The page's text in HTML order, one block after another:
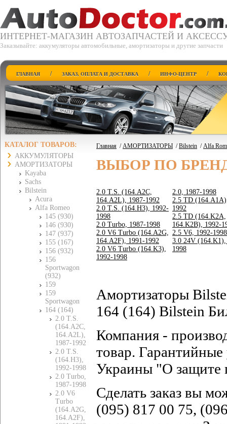
ИНТЕРНЕТ-МАГАЗИН АВТОЗАПЧАСТЕЙ И
Заказывайте: аккумуляторы автомобильные, амортизаторы и другие запчасти
ГЛАВНАЯ / ЗАКАЗ, ОПЛАТА И ДОСТАВКА / ИНФО-ЦЕНТР /
КАТАЛОГ ТОВАРОВ:
АККУМУЛЯТОРЫ
АМОРТИЗАТОРЫ
Kayaba
Sachs
Bilstein
Acura
Alfa Romeo
145 (930)
146 (930)
147 (937)
155 (167)
156 (932)
156
Sportwagon
(932)
159
159
Sportwagon
164 (164)
2.0 T.S.
(164.A2C,
164.A2L),
1987-1992
2.0 T.S.
(164.H3),
1992-1998
2.0 Turbo,
1987-1998
2.0 V6
Turbo
(164.A2G,
164.A2F),
Главная /АМОРТИЗАТОРЫ /Bilstein /Alfa
ВЫБОР ПО
2.0 T.S. (164.A2C,
164.A2L), 1987-1992
2.0 T.S. (164.H3), 1992-
1998
2.0 Turbo, 1987-1998
2.0 V6 Turbo (164.A2G,
164.A2F), 1991-1992
2.0 V6 Turbo (164.K3),
1992-1998
2.0, 1987-1998
2.5 TD
1992
2.5 TD (164.K2A,
164.K2B), 1992-
2.5 V6, 1992-1998
3.0 24V (164.K1),
1998
Амортизаторы
164 (164) Bilstein
Компания -
товар. Гарантийные
Украины "О защите
Сделать заказ вы
(095) 817 00 75,